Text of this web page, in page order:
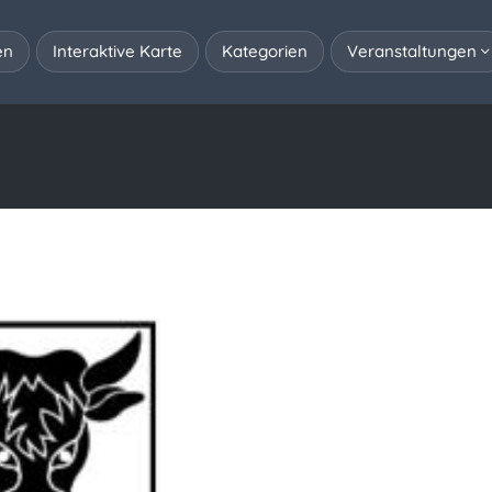
Interaktive Karte Kategorien Veranstaltungen